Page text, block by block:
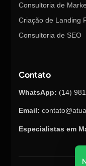
Consultoria de
Criação de Landing
Consultoria de SEO
Contato
WhatsApp: (14)
Email:
Especialistas em